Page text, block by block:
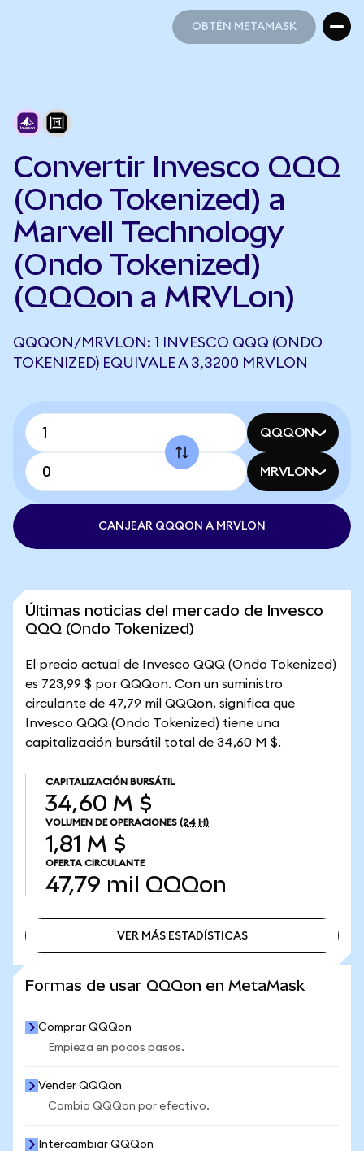
OBTÉN METAMASK
Convertir Invesco QQQ
(Ondo Tokenized) a
Marvell Technology
(Ondo Tokenized)
(QQQon a MRVLon)
QQQON/MRVLON: 1 INVESCO QQQ (ONDO
TOKENIZED) EQUIVALE A 3,3200 MRVLON
QQQON
MRVLON
CANJEAR QQQON A MRVLON
Últimas noticias del mercado de Invesco
QQQ (Ondo Tokenized)
El precio actual de Invesco QQQ (Ondo Tokenized)
es 723,99 $ por QQQon. Con un suministro
circulante de 47,79 mil QQQon, significa que
Invesco QQQ (Ondo Tokenized) tiene una
capitalización bursátil total de 34,60 M $.
CAPITALIZACIÓN BURSÁTIL
34,60 M $
VOLUMEN DE OPERACIONES (24 H)
1,81 M $
OFERTA CIRCULANTE
47,79 mil QQQon
VER MÁS ESTADÍSTICAS
Formas de usar QQQon en MetaMask
Comprar QQQon
Empieza en pocos pasos.
Vender QQQon
Cambia QQQon por efectivo.
Intercambiar QQQon